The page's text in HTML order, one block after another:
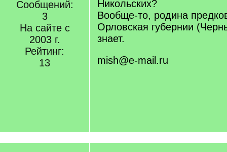
Сообщений:
3
На сайте с
2003 г.
Рейтинг:
13
Никольских?
Вообще-то, родина
Орловская губернии
знает.
mish@e-mail.ru